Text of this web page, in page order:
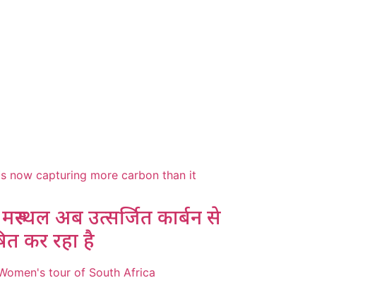
अब उत्सर्जित कार्बन से
कर रहा है